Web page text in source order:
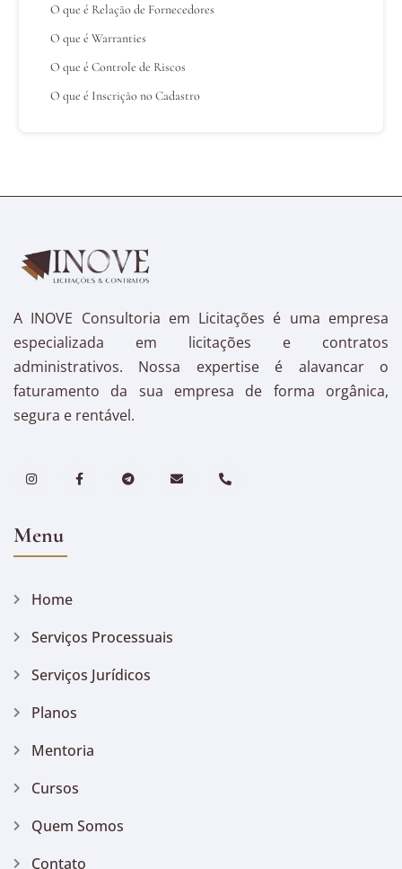
O que é Relação de Fornecedores
O que é Warranties
O que é Controle de Riscos
O que é Inscrição no Cadastro
A INOVE Consultoria em Licitações é uma empresa
especializada em licitações e contratos
administrativos. Nossa expertise é alavancar o
faturamento da sua empresa de forma orgânica,
segura e rentável.
Menu
Home
Serviços Processuais
Serviços Jurídicos
Planos
Mentoria
Cursos
Quem Somos
Contato